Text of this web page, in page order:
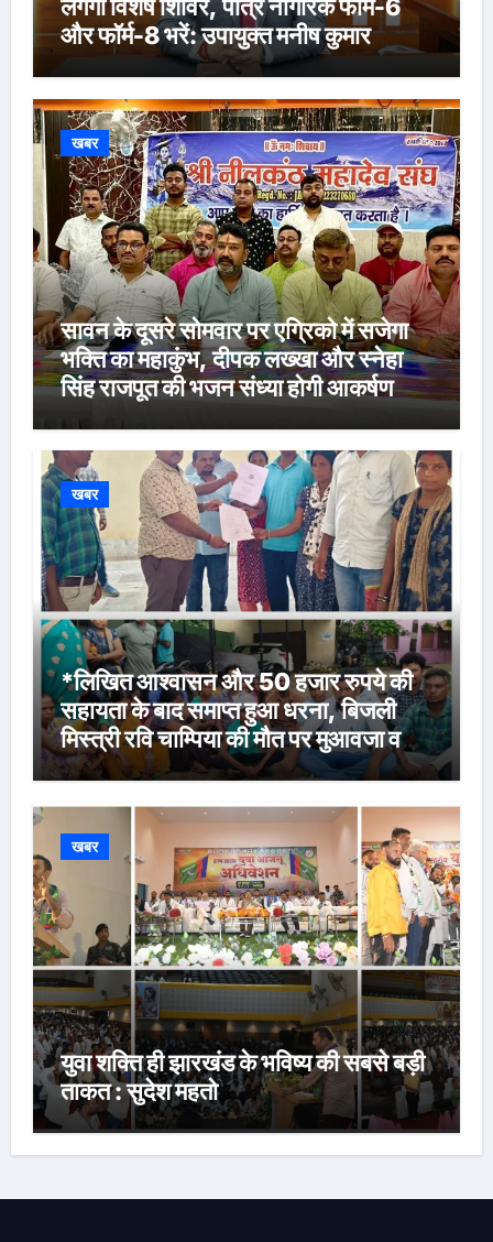
लगेगा विशेष शिविर, पात्र नागरिक फॉर्म-6
और फॉर्म-8 भरें: उपायुक्त मनीष कुमार
खबर
सावन के दूसरे सोमवार पर एग्रिको में सजेगा
भक्ति का महाकुंभ, दीपक लख्खा और स्नेहा
सिंह राजपूत की भजन संध्या होगी आकर्षण
खबर
*लिखित आश्वासन और 50 हजार रुपये की
सहायता के बाद समाप्त हुआ धरना, बिजली
मिस्त्री रवि चाम्पिया की मौत पर मुआवजा व
नौकरी की मांग*
खबर
युवा शक्ति ही झारखंड के भविष्य की सबसे बड़ी
ताकत : सुदेश महतो